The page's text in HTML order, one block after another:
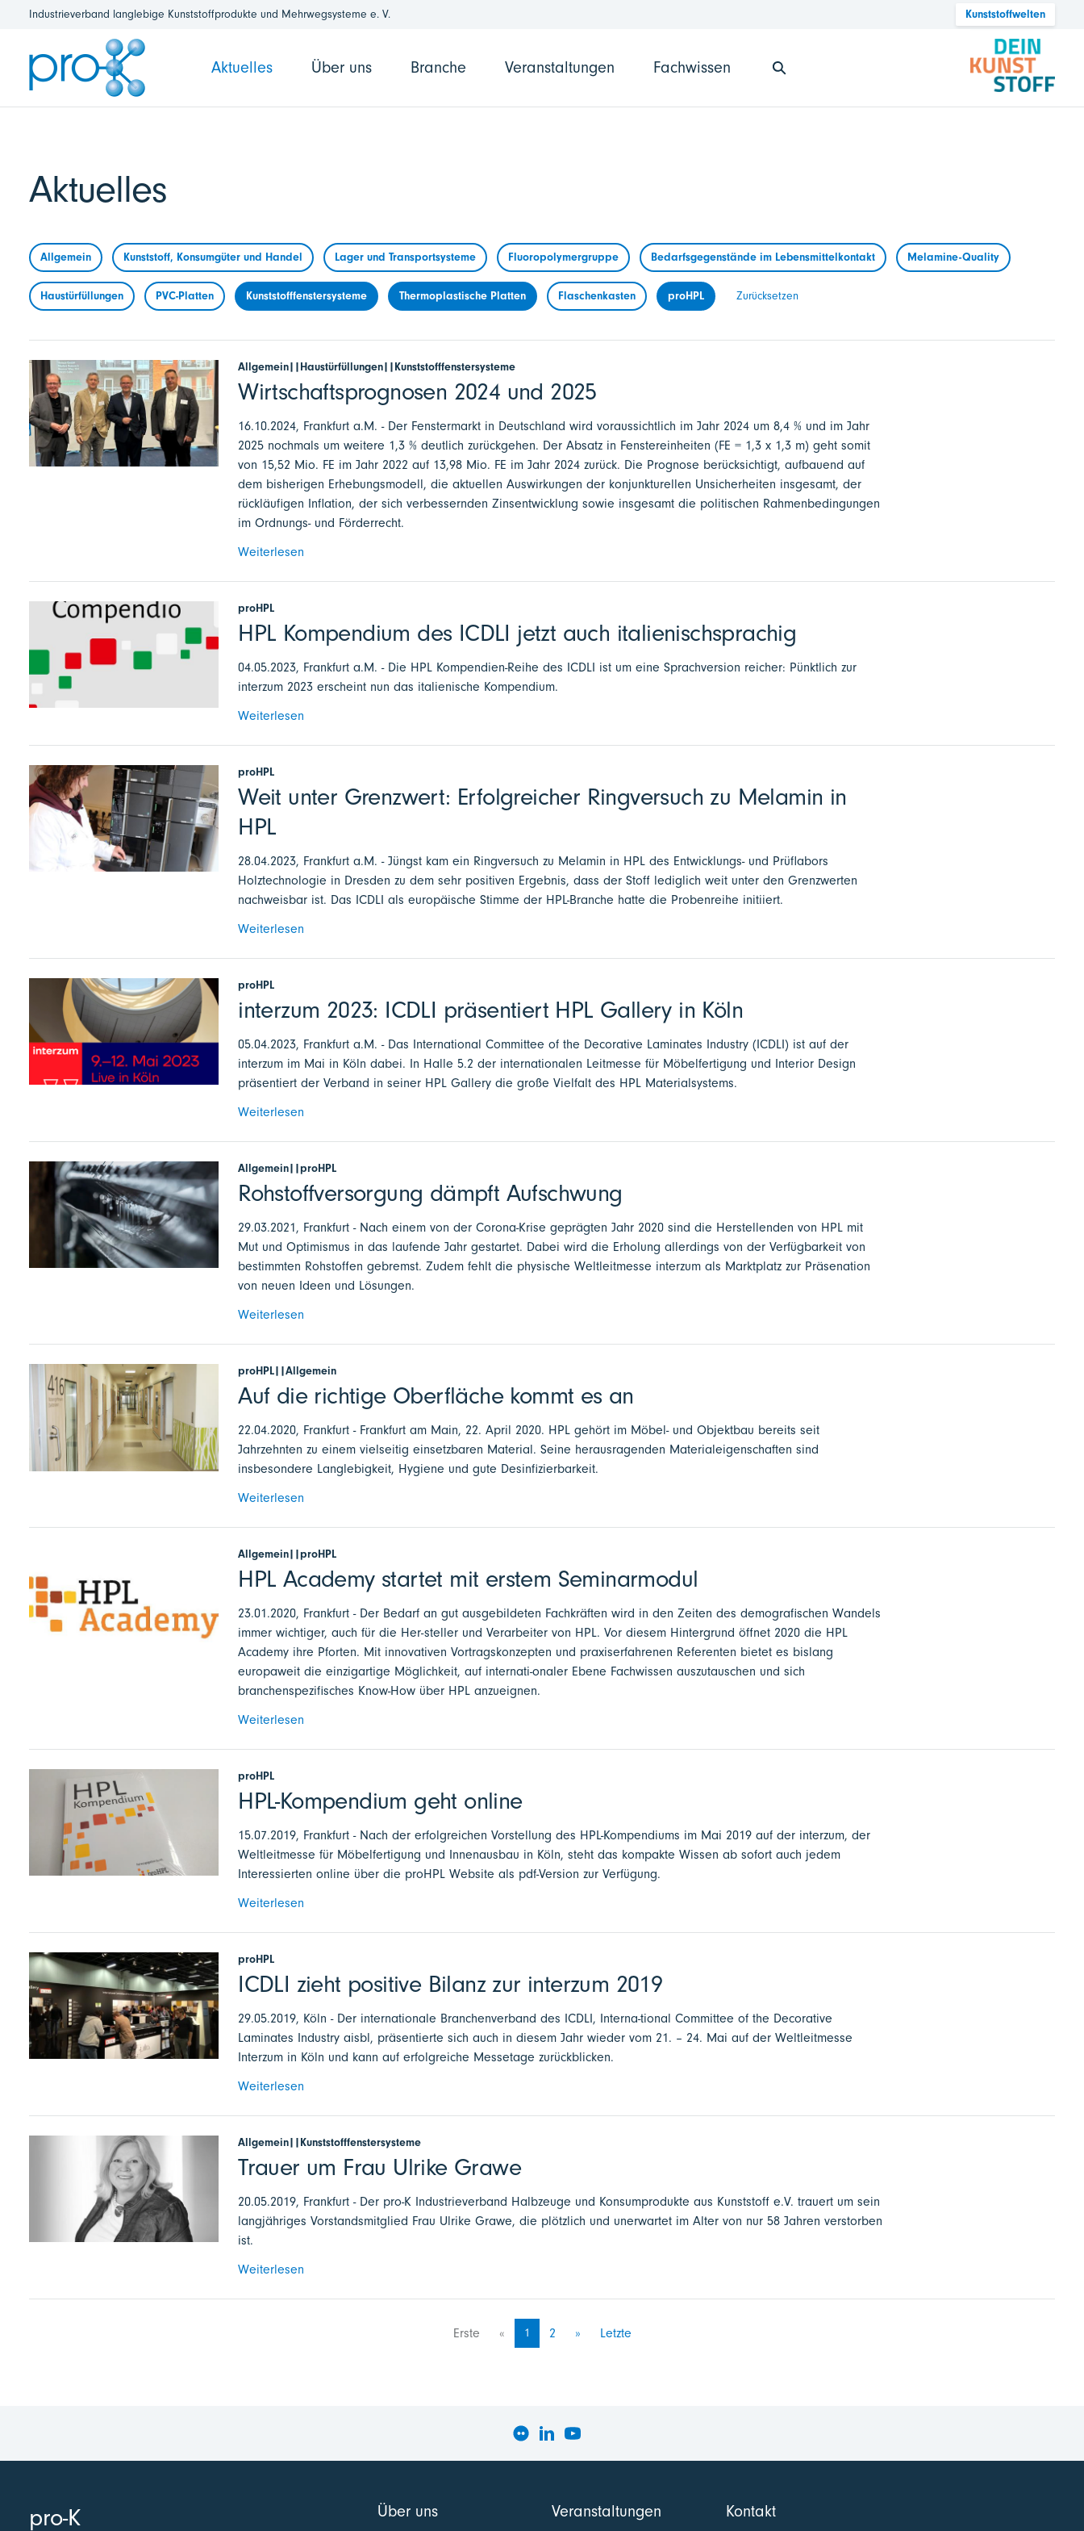
Industrieverband langlebige Kunststoffprodukte und Mehrwegsysteme e. V. Kunststoffwelten
Aktuelles Über uns Branche Veranstaltungen Fachwissen
Aktuelles
Allgemein Kunststoff, Konsumgüter und Handel Lager und Transportsysteme Fluoropolymergruppe Bedarfsgegenstände im Lebensmittelkontakt Melamine-Quality
Haustürfüllungen PVC-Platten Kunststofffenstersysteme Thermoplastische Platten Flaschenkasten proHPL Zurücksetzen
Allgemein||Haustürfüllungen||Kunststofffenstersysteme
Wirtschaftsprognosen 2024 und 2025
16.10.2024, Frankfurt a.M. - Der Fenstermarkt in Deutschland wird voraussichtlich im Jahr 2024 um 8,4 % und im Jahr
2025 nochmals um weitere 1,3 % deutlich zurückgehen. Der Absatz in Fenstereinheiten (FE = 1,3 x 1,3 m) geht somit
von 15,52 Mio. FE im Jahr 2022 auf 13,98 Mio. FE im Jahr 2024 zurück. Die Prognose berücksichtigt, aufbauend auf
dem bisherigen Erhebungsmodell, die aktuellen Auswirkungen der konjunkturellen Unsicherheiten insgesamt, der
rückläufigen Inflation, der sich verbessernden Zinsentwicklung sowie insgesamt die politischen Rahmenbedingungen
im Ordnungs- und Förderrecht.
Weiterlesen
proHPL
HPL Kompendium des ICDLI jetzt auch italienischsprachig
04.05.2023, Frankfurt a.M. - Die HPL Kompendien-Reihe des ICDLI ist um eine Sprachversion reicher: Pünktlich zur
interzum 2023 erscheint nun das italienische Kompendium.
Weiterlesen
proHPL
Weit unter Grenzwert: Erfolgreicher Ringversuch zu Melamin in
HPL
28.04.2023, Frankfurt a.M. - Jüngst kam ein Ringversuch zu Melamin in HPL des Entwicklungs- und Prüflabors
Holztechnologie in Dresden zu dem sehr positiven Ergebnis, dass der Stoff lediglich weit unter den Grenzwerten
nachweisbar ist. Das ICDLI als europäische Stimme der HPL-Branche hatte die Probenreihe initiiert.
Weiterlesen
proHPL
interzum 2023: ICDLI präsentiert HPL Gallery in Köln
05.04.2023, Frankfurt a.M. - Das International Committee of the Decorative Laminates Industry (ICDLI) ist auf der
interzum im Mai in Köln dabei. In Halle 5.2 der internationalen Leitmesse für Möbelfertigung und Interior Design
präsentiert der Verband in seiner HPL Gallery die große Vielfalt des HPL Materialsystems.
Weiterlesen
Allgemein||proHPL
Rohstoffversorgung dämpft Aufschwung
29.03.2021, Frankfurt - Nach einem von der Corona-Krise geprägten Jahr 2020 sind die Herstellenden von HPL mit
Mut und Optimismus in das laufende Jahr gestartet. Dabei wird die Erholung allerdings von der Verfügbarkeit von
bestimmten Rohstoffen gebremst. Zudem fehlt die physische Weltleitmesse interzum als Marktplatz zur Präsenation
von neuen Ideen und Lösungen.
Weiterlesen
proHPL||Allgemein
Auf die richtige Oberfläche kommt es an
22.04.2020, Frankfurt - Frankfurt am Main, 22. April 2020. HPL gehört im Möbel- und Objektbau bereits seit
Jahrzehnten zu einem vielseitig einsetzbaren Material. Seine herausragenden Materialeigenschaften sind
insbesondere Langlebigkeit, Hygiene und gute Desinfizierbarkeit.
Weiterlesen
Allgemein||proHPL
HPL Academy startet mit erstem Seminarmodul
23.01.2020, Frankfurt - Der Bedarf an gut ausgebildeten Fachkräften wird in den Zeiten des demografischen Wandels
immer wichtiger, auch für die Her-steller und Verarbeiter von HPL. Vor diesem Hintergrund öffnet 2020 die HPL
Academy ihre Pforten. Mit innovativen Vortragskonzepten und praxiserfahrenen Referenten bietet es bislang
europaweit die einzigartige Möglichkeit, auf internati-onaler Ebene Fachwissen auszutauschen und sich
branchenspezifisches Know-How über HPL anzueignen.
Weiterlesen
proHPL
HPL-Kompendium geht online
15.07.2019, Frankfurt - Nach der erfolgreichen Vorstellung des HPL-Kompendiums im Mai 2019 auf der interzum, der
Weltleitmesse für Möbelfertigung und Innenausbau in Köln, steht das kompakte Wissen ab sofort auch jedem
Interessierten online über die proHPL Website als pdf-Version zur Verfügung.
Weiterlesen
proHPL
ICDLI zieht positive Bilanz zur interzum 2019
29.05.2019, Köln - Der internationale Branchenverband des ICDLI, Interna-tional Committee of the Decorative
Laminates Industry aisbl, präsentierte sich auch in diesem Jahr wieder vom 21. – 24. Mai auf der Weltleitmesse
Interzum in Köln und kann auf erfolgreiche Messetage zurückblicken.
Weiterlesen
Allgemein||Kunststofffenstersysteme
Trauer um Frau Ulrike Grawe
20.05.2019, Frankfurt - Der pro-K Industrieverband Halbzeuge und Konsumprodukte aus Kunststoff e.V. trauert um sein
langjähriges Vorstandsmitglied Frau Ulrike Grawe, die plötzlich und unerwartet im Alter von nur 58 Jahren verstorben
ist.
Weiterlesen
Erste « 1 2 » Letzte
pro-K Über uns Veranstaltungen Kontakt